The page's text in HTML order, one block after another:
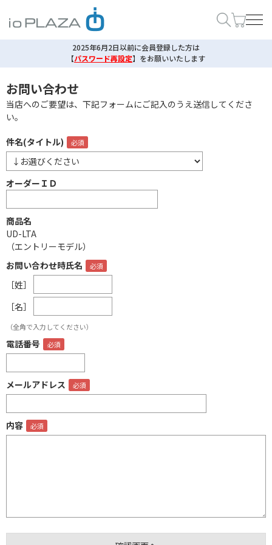
2025年6月2日以前に会員登録した方は
【パスワード再設定】 をお願いいたします
お問い合わせ
当店へのご要望は、下記フォームにご記入のうえ送信してくださ
い。
件名(タイトル)
オーダーＩＤ
商品名
UD-LTA
（エントリーモデル）
お問い合わせ時氏名
［姓］
［名］
（全角で入力してください）
電話番号
メールアドレス
内容